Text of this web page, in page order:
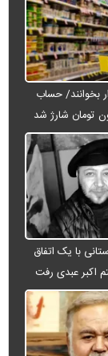
بخوانند/ حساب
با یک اتفاق
اکبر عبدی رفت